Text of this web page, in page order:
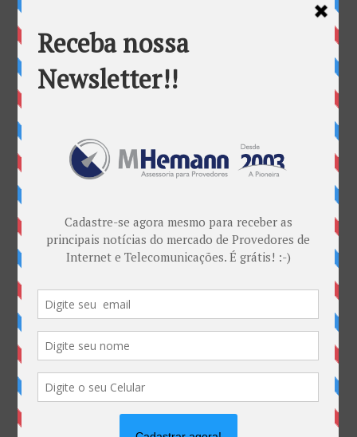
profissional de TICs
porMarketing MHemann|jul 18, 2017
Iniciam nesta terça-feira (18/07) as inscrições para as
do Programa do Ministério da Ciência, Tecnologia,
Inovação e Comunicações (MCTIC) as unidades
escolhidas podem...
Categorias
ANATEL & Política
Casos de Sucesso
EDITORIAL
Empresas
Eventos
Interesses